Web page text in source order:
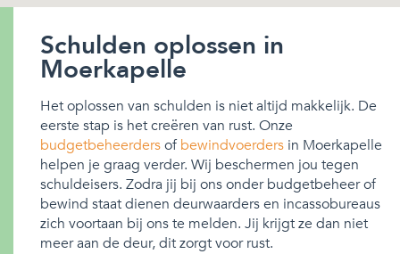
Schulden oplossen in
Moerkapelle
Het oplossen van schulden is niet altijd makkelijk. De
eerste stap is het creëren van rust. Onze
budgetbeheerdersofbewindvoerders in Moerkapelle
helpen je graag verder. Wij beschermen jou tegen
schuldeisers. Zodra jij bij ons onder budgetbeheer of
bewind staat dienen deurwaarders en incassobureaus
zich voortaan bij ons te melden. Jij krijgt ze dan niet
meer aan de deur, dit zorgt voor rust.